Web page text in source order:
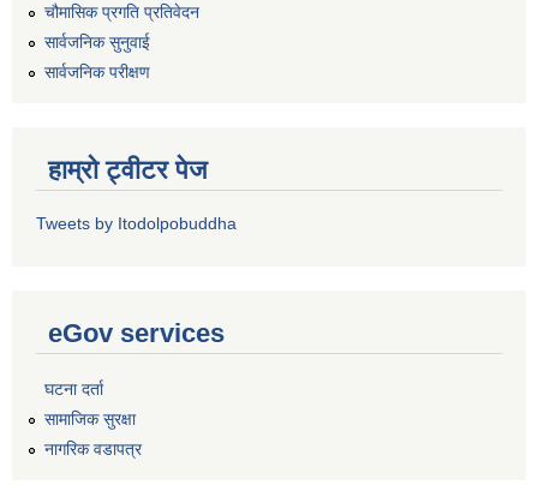
चौमासिक प्रगति प्रतिवेदन
सार्वजनिक सुनुवाई
सार्वजनिक परीक्षण
हाम्रो ट्वीटर पेज
Tweets by Itodolpobuddha
eGov services
घटना दर्ता
सामाजिक सुरक्षा
नागरिक वडापत्र